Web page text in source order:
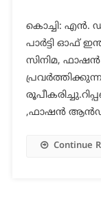
കൊച്ചി: എൻ.
പാർട്ടി ഓഫ്
സിനിമ,
,ഫാഷൻ ആൻഡ്
Continue